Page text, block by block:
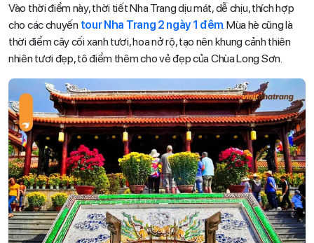
Vào thời điểm này, thời tiết Nha Trang dịu mát, dễ chịu, thích hợp
cho các chuyến tour Nha Trang 2 ngày 1 đêm. Mùa hè cũng là
thời điểm cây cối xanh tươi, hoa nở rộ, tạo nên khung cảnh thiên
nhiên tươi đẹp, tô điểm thêm cho vẻ đẹp của Chùa Long Sơn.